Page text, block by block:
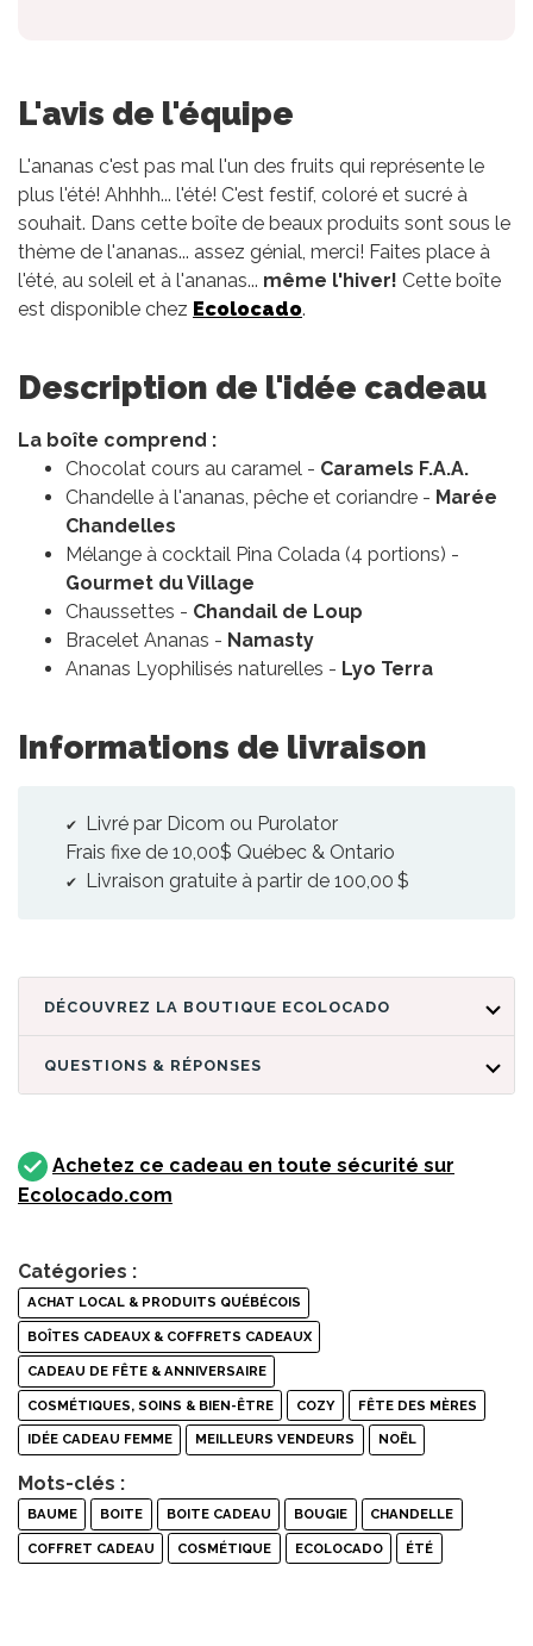
L'avis de l'équipe
L'ananas c'est pas mal l'un des fruits qui représente le
plus l'été! Ahhhh... l'été! C'est festif, coloré et sucré à
souhait. Dans cette boîte de beaux produits sont sous le
thème de l'ananas... assez génial, merci! Faites place à
l'été, au soleil et à l'ananas... même l'hiver! Cette boîte
est disponible chez Ecolocado.
Description de l'idée cadeau
La boîte comprend :
Chocolat cours au caramel - Caramels F.A.A.
Chandelle à l'ananas, pêche et coriandre - Marée
Chandelles
Mélange à cocktail Pina Colada (4 portions) -
Gourmet du Village
Chaussettes - Chandail de Loup
Bracelet Ananas - Namasty
Ananas Lyophilisés naturelles - Lyo Terra
Informations de livraison
Livré par Dicom ou Purolator
Frais fixe de 10,00$ Québec & Ontario
Livraison gratuite à partir de 100,00 $
DÉCOUVREZ LA BOUTIQUE ECOLOCADO
QUESTIONS & RÉPONSES
Achetez ce cadeau en toute sécurité sur
Ecolocado.com
Catégories :
ACHAT LOCAL & PRODUITS QUÉBÉCOIS
BOÎTES CADEAUX & COFFRETS CADEAUX
CADEAU DE FÊTE & ANNIVERSAIRE
COSMÉTIQUES, SOINS & BIEN-ÊTRE COZY FÊTE DES MÈRES
IDÉE CADEAU FEMME MEILLEURS VENDEURS NOËL
Mots-clés :
BAUME BOITE BOITE CADEAU BOUGIE CHANDELLE
COFFRET CADEAU COSMÉTIQUE ECOLOCADO ÉTÉ